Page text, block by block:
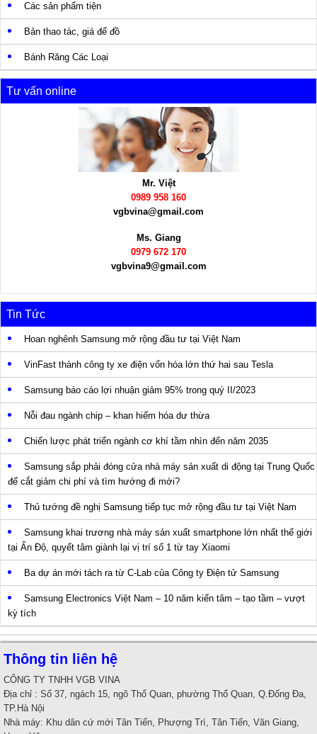
Các sản phẩm tiện
Bản thao tác, giá để đồ
Bánh Răng Các Loại
Tư vấn online
Mr. Việt
0989 958 160
vgbvina@gmail.com
Ms. Giang
0979 672 170
vgbvina9@gmail.com
Tin Tức
Hoan nghênh Samsung mở rộng đầu tư tại Việt Nam
VinFast thành công ty xe điện vốn hóa lớn thứ hai sau Tesla
Samsung báo cáo lợi nhuận giảm 95% trong quý II/2023
Nỗi đau ngành chip – khan hiếm hóa dư thừa
Chiến lược phát triển ngành cơ khí tầm nhìn đến năm 2035
Samsung sắp phải đóng cửa nhà máy sản xuất di động tại Trung Quốc
để cắt giảm chi phí và tìm hướng đi mới?
Thủ tướng đề nghị Samsung tiếp tục mở rộng đầu tư tại Việt Nam
Samsung khai trương nhà máy sản xuất smartphone lớn nhất thế giới
tại Ấn Độ, quyết tâm giành lại vị trí số 1 từ tay Xiaomi
Ba dự án mới tách ra từ C-Lab của Công ty Điện tử Samsung
Samsung Electronics Việt Nam – 10 năm kiến tâm – tạo tầm – vượt
kỳ tích
Thông tin liên hệ
CÔNG TY TNHH VGB VINA
Địa chỉ : Số 37, ngách 15, ngõ Thổ Quan, phường Thổ Quan, Q.Đống Đa,
TP.Hà Nội
Nhà máy: Khu dân cứ mới Tân Tiến, Phượng Trì, Tân Tiến, Văn Giang,